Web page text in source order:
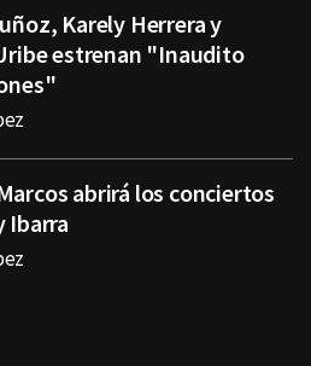
Karely Herrera y
estrenan "Inaudito
abrirá los conciertos
Ibarra